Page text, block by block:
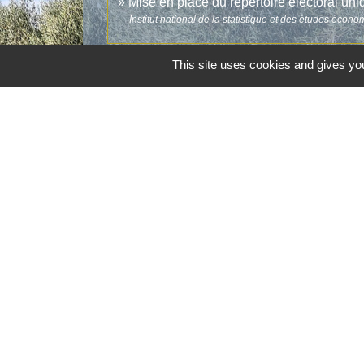
Institut national de la statistique et des études
This site uses cookies and gives